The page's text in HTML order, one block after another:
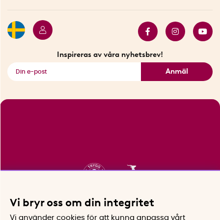
Inspireras av våra nyhetsbrev!
Anmäl
Vi bryr oss om din integritet
Vi använder cookies för att kunna anpassa vårt